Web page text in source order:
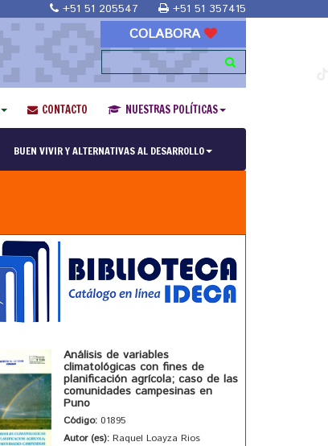
+51 51 205547 +51 51 357415
COLABORA
CONTACTO NUESTRAS POLÍTICAS
BUEN VIVIR Y ALTERNATIVAS AL DESARROLLO
Análisis de variables
climatológicas con fines de
planificación agrícola; caso de las
comunidades campesinas en
Puno
Código: 01895
Autor (es): Raquel Loayza Rios